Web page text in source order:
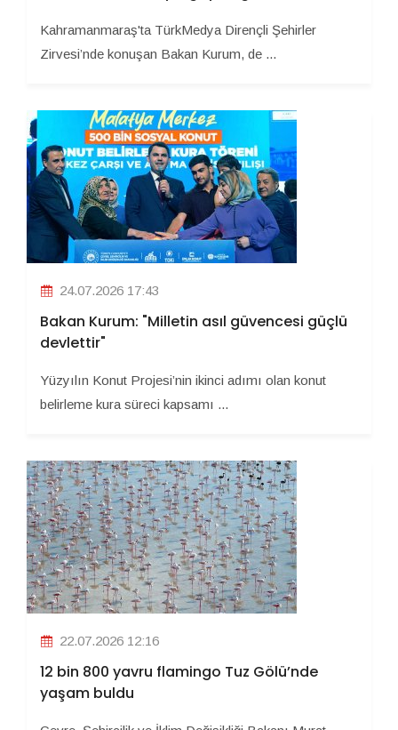
Kahramanmaraş'ta TürkMedya Dirençli Şehirler
Zirvesi’nde konuşan Bakan Kurum, de ...
24.07.2026 17:43
Bakan Kurum: "Milletin asıl güvencesi güçlü
devlettir"
Yüzyılın Konut Projesi’nin ikinci adımı olan konut
belirleme kura süreci kapsamı ...
22.07.2026 12:16
12 bin 800 yavru flamingo Tuz Gölü’nde
yaşam buldu